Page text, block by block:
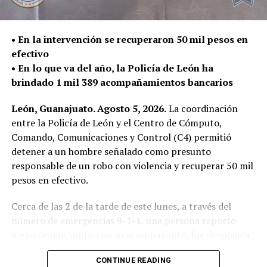
Reglamento de Policía y Vialidad.
Además, se realizó un intercambio de juguetes bélicos,
por juguetes lúdicos y artículos escolares.
“Se les da la explicación de por qué no deben tener esos
juguetes que incitan a la violencia”, agregó la directora.
La Secretaría de Seguridad Pública a través de sus áreas
delitos, mantener espacios libres de violencia y
fortalecer la confianza en los cuerpos de Seguridad
Pública.
RELATED TOPICS:
UP NEXT
la ciudadanía
labor en pro de la ciudadanía
• En la intervención se recuperaron 50 mil pesos en
efectivo
• En lo que va del año, la Policía de León ha
brindado 1 mil 389 acompañamientos bancarios
León, Guanajuato. Agosto 5, 2026.La coordinación
entre la Policía de León y el Centro de Cómputo,
Comando, Comunicaciones y Control (C4) permitió
detener a un hombre señalado como presunto
responsable de un robo con violencia y recuperar 50 mil
pesos en efectivo.
Cerca de las 2 de la tarde de este lunes, a través del
número de emergencias 9-1-1, una persona reporto
de dinero en efectivo a la altura del bulevar Paseo de los
CONTINUE READING